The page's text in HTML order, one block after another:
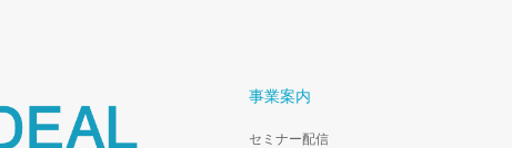
事業案内
セミナー配信